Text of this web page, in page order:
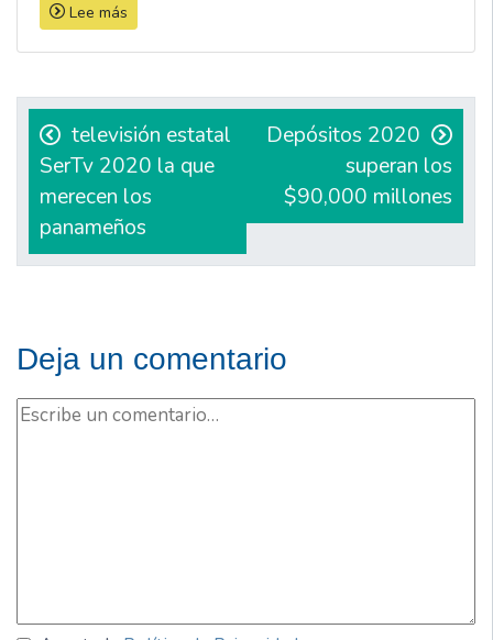
Lee más
Navegación
de
entradas
televisión estatal
SerTv 2020 la que
merecen los
panameños
Depósitos 2020
superan los
$90,000 millones
Deja un comentario